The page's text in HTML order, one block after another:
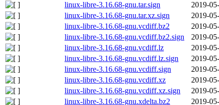
linux-libre-3.16.68-gnu.tar.sign
2019-
linux-libre-3.16.68-gnu.tar.xz.sign
2019-
linux-libre-3.16.68-gnu.vcdiff.bz2
2019-
linux-libre-3.16.68-gnu.vcdiff.bz2.sign
2019-
linux-libre-3.16.68-gnu.vcdiff.lz
2019-
linux-libre-3.16.68-gnu.vcdiff.lz.sign
2019-
linux-libre-3.16.68-gnu.vcdiff.sign
2019-
linux-libre-3.16.68-gnu.vcdiff.xz
2019-
linux-libre-3.16.68-gnu.vcdiff.xz.sign
2019-
linux-libre-3.16.68-gnu.xdelta.bz2
2019-